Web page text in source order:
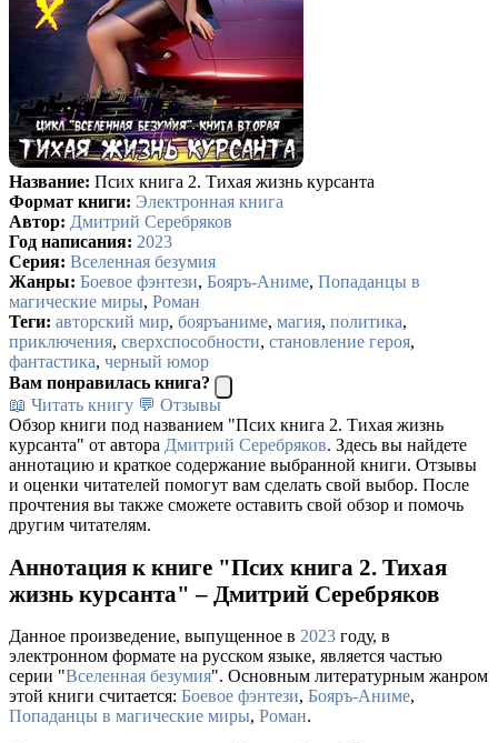
Название: Псих книга 2. Тихая жизнь курсанта
Формат книги: Электронная книга
Автор: Дмитрий Серебряков
Год написания: 2023
Серия: Вселенная безумия
Жанры: Боевое фэнтези, Бояръ-Аниме, Попаданцы в
магические миры, Роман
Теги: авторский мир, бояръаниме, магия, политика,
приключения, сверхспособности, становление героя,
фантастика, черный юмор
Вам понравилась книга?
📖 Читать книгу 💬 Отзывы
Обзор книги под названием "Псих книга 2. Тихая жизнь
курсанта" от автора Дмитрий Серебряков. Здесь вы найдете
аннотацию и краткое содержание выбранной книги. Отзывы
и оценки читателей помогут вам сделать свой выбор. После
прочтения вы также сможете оставить свой обзор и помочь
другим читателям.
Аннотация к книге "Псих книга 2. Тихая
жизнь курсанта" – Дмитрий Серебряков
Данное произведение, выпущенное в 2023 году, в
электронном формате на русском языке, является частью
серии "Вселенная безумия". Основным литературным жанром
этой книги считается: Боевое фэнтези, Бояръ-Аниме,
Попаданцы в магические миры, Роман.